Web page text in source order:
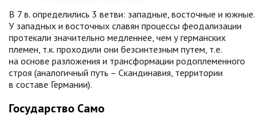
В 7 в. определились 3 ветви: западные, восточные и южные.
У западных и восточных славян процессы феодализации
протекали значительно медленнее, чем у германских
племен, т.к. проходили они безсинтезным путем, т.е.
на основе разложения и трансформации родоплеменного
строя (аналогичный путь – Скандинавия, территории
в составе Германии).
Государство Само